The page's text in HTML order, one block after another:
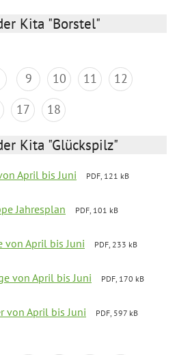
Kita "Borstel"
9 10 11
12
17 18
Kita "Glückspilz"
April bis Juni
PDF, 121 kB
Jahresplan
PDF, 101 kB
von April bis Juni
PDF, 233 kB
von April bis Juni
PDF, 170 kB
von April bis Juni
PDF, 597 kB